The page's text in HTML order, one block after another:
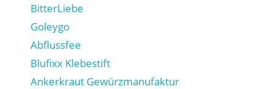
BitterLiebe
Goleygo
Abflussfee
Blufixx Klebestift
Ankerkraut Gewürzmanufaktur